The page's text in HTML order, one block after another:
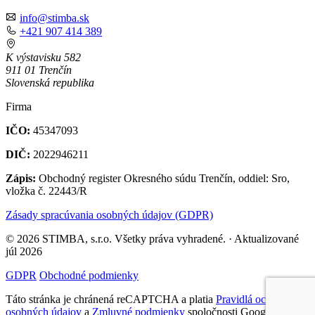
info@stimba.sk
+421 907 414 389
K výstavisku 582
911 01 Trenčín
Slovenská republika
Firma
IČO: 45347093
DIČ: 2022946211
Zápis: Obchodný register Okresného súdu Trenčín, oddiel: Sro,
vložka č. 22443/R
Zásady spracúvania osobných údajov (GDPR)
© 2026 STIMBA, s.r.o. Všetky práva vyhradené. · Aktualizované
júl 2026
GDPR Obchodné podmienky
Táto stránka je chránená reCAPTCHA a platia Pravidlá ochrany
osobných údajov a Zmluvné podmienky spoločnosti Google.